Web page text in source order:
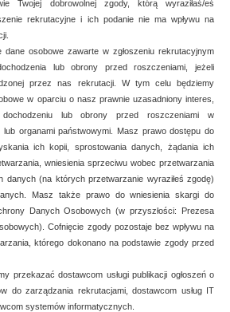
Twojej dobrowolnej zgody, którą wyraziłaś/eś
rekrutacyjne i ich podanie nie ma wpływu na
dane osobowe zawarte w zgłoszeniu rekrutacyjnym
lub obrony przed roszczeniami, jeżeli
przez nas rekrutacji. W tym celu będziemy
w oparciu o nasz prawnie uzasadniony interes,
lub obrony przed roszczeniami w
lub organami państwowymi. Masz prawo dostępu do
ich kopii, sprostowania danych, żądania ich
wniesienia sprzeciwu wobec przetwarzania
danych (na których przetwarzanie wyraziłeś zgodę)
Masz także prawo do wniesienia skargi do
Danych Osobowych (w przyszłości: Prezesa
Cofnięcie zgody pozostaje bez wpływu na
którego dokonano na podstawie zgody przed
przekazać dostawcom usługi publikacji ogłoszeń o
do zarządzania rekrutacjami, dostawcom usług IT
systemów informatycznych.